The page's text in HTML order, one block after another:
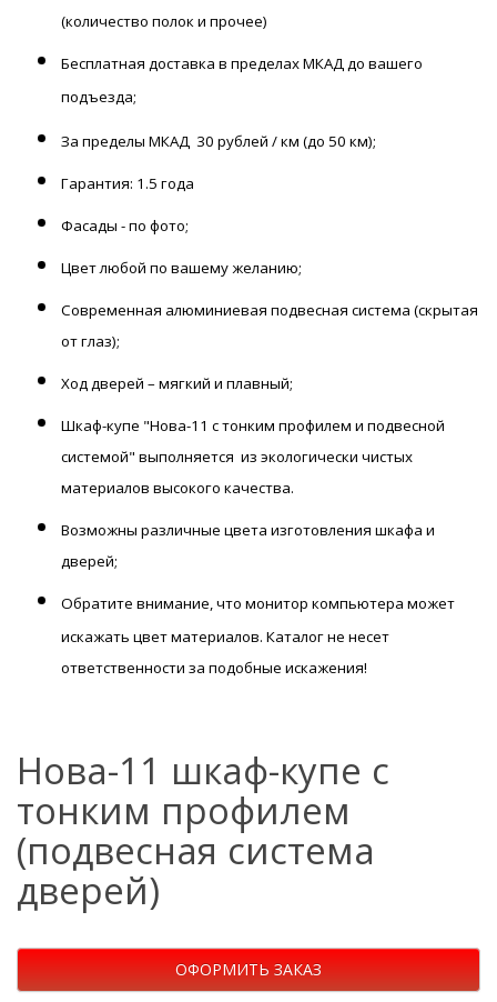
(количество полок и прочее)
Бесплатная доставка в пределах МКАД до вашего
подъезда;
За пределы МКАД 30 рублей / км (до 50 км);
Гарантия: 1.5 года
Фасады - по фото;
Цвет любой по вашему желанию;
Современная алюминиевая подвесная система (скрытая
от глаз);
Ход дверей – мягкий и плавный;
Шкаф-купе "Нова-11 с тонким профилем и подвесной
системой" выполняется из экологически чистых
материалов высокого качества.
Возможны различные цвета изготовления шкафа и
дверей;
Обратите внимание,что монитор компьютера может
искажать цвет материалов. Каталог не несет
ответственности за подобные искажения!
Нова-11 шкаф-купе с
тонким профилем
(подвесная система
дверей)
ОФОРМИТЬ ЗАКАЗ